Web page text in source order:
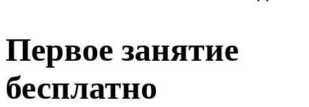
Первое занятие
бесплатно